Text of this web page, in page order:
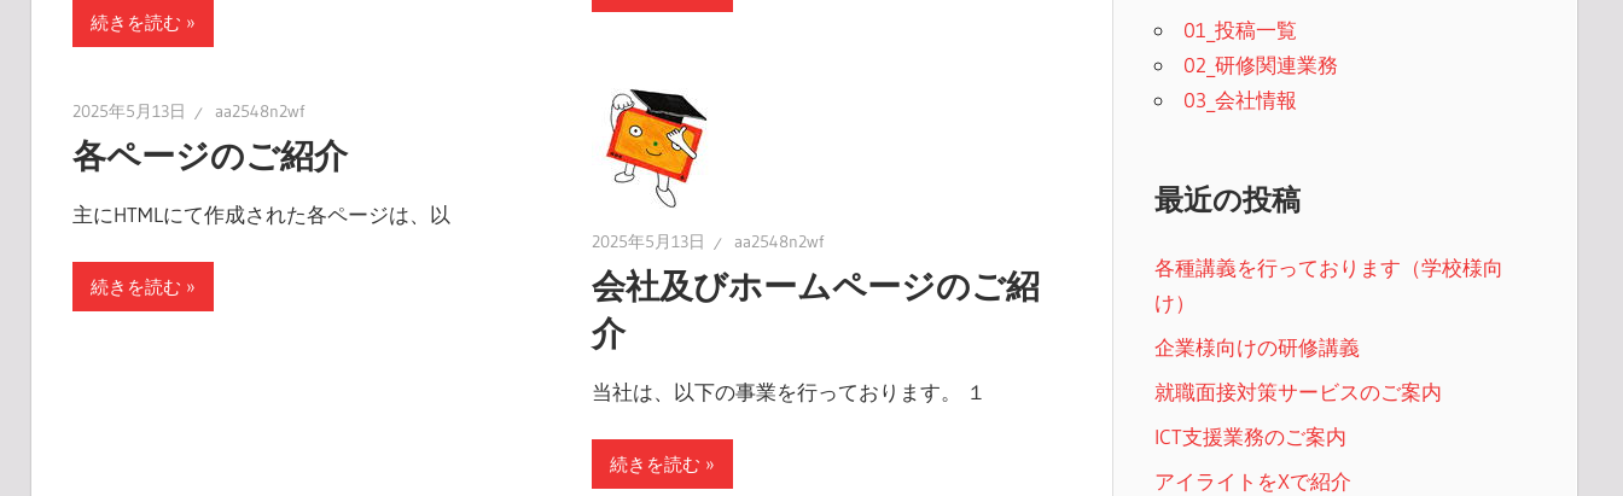
続きを読む
2025年5月13日 aa2548n2wf
各ページのご紹介
主にHTMLにて作成された各ページは、以
続きを読む
2025年5月13日 aa2548n2wf
会社及びホームページのご紹
介
当社は、以下の事業を行っております。 １
続きを読む
01_投稿一覧
02_研修関連業務
03_会社情報
最近の投稿
各種講義を行っております（学校様向
け）
企業様向けの研修講義
就職面接対策サービスのご案内
ICT支援業務のご案内
アイライトをXで紹介